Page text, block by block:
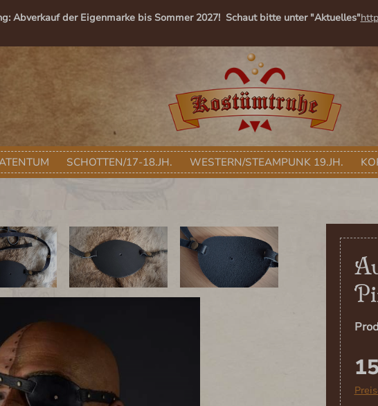
Abverkauf der Eigenmarke bis Sommer 2027! Schaut bitte unter "Aktuelles"
SCHOTTEN/17-18.JH. WESTERN/STEAMPUNK 19.JH.